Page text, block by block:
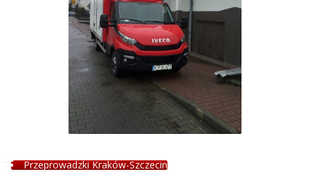
Przeprowadzki Kraków-Szczecin